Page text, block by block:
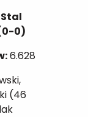
0)
6.628
(46